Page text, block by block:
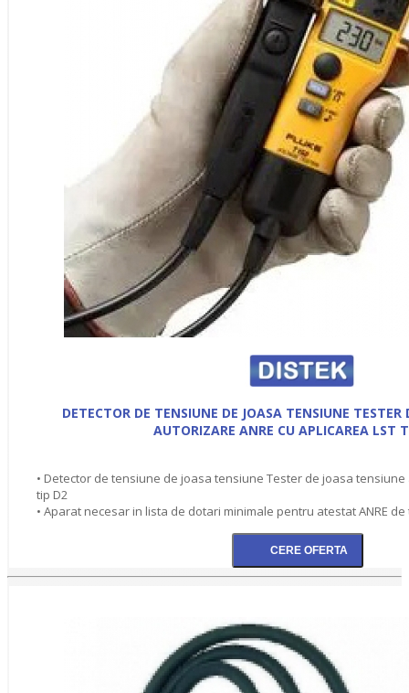
DETECTOR DE TENSIUNE DE JOASA TENSIUNE TESTER
AUTORIZARE ANRE CU APLICAREA LST
• Detector de tensiune de joasa tensiune Tester de joasa tensiune
tip D2
• Aparat necesar in lista de dotari minimale pentru atestat ANRE de